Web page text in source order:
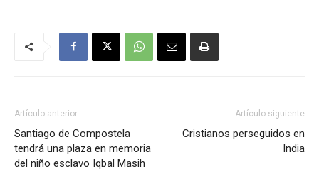
Artículo anterior
Santiago de Compostela
tendrá una plaza en memoria
del niño esclavo Iqbal Masih
Artículo siguiente
Cristianos perseguidos en
India